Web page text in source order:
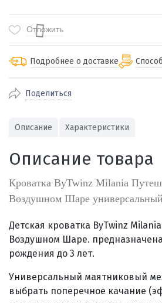
Отложить
Подробнее о доставке
По Екатеринбургу бесплатная
По близлежащим городам
Отправляем во все регионы России
службами Пэк, Кит, Луч, Сдэк, Озон
доставка, Почта РФ или любой другой
транспортной компанией на Ваш выбор
Екатеринбурга и близлежащих
Через СБП при получении (для
Екатеринбурга и близлежащих
городов)
Онлайн через СБП
Поделиться
Описание Характеристики
Описание товара
Кроватка ByTwinz Milania
Воздушном Шаре
Детская кроватка ByTwinz
Воздушном Шаре.
рождения до 3 лет.
Универсальный маятниковый
выбрать поперечное качание